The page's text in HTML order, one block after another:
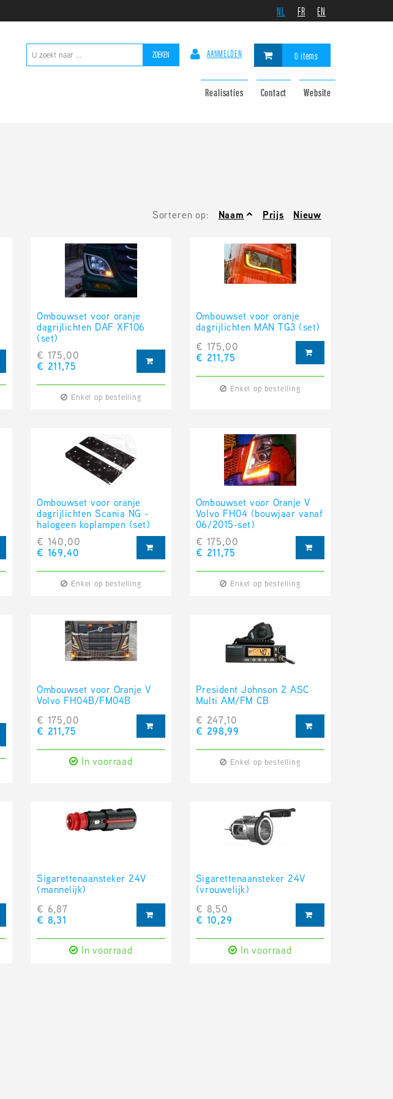
NL FR EN
0 items
AANMELDEN
ZOEKEN
Realisaties Contact Website
Sorteren op: Naam Prijs Nieuw
Ombouwset voor oranje
dagrijlichten DAF XF106
(set)
€ 175,00
€ 211,75
Enkel op bestelling
Ombouwset voor oranje
dagrijlichten MAN TG3 (set)
€ 175,00
€ 211,75
Enkel op bestelling
Ombouwset voor oranje
dagrijlichten Scania NG -
halogeen koplampen (set)
€ 140,00
€ 169,40
Enkel op bestelling
Ombouwset voor Oranje V
Volvo FH04 (bouwjaar vanaf
06/2015-set)
€ 175,00
€ 211,75
Enkel op bestelling
Ombouwset voor Oranje V
Volvo FH04B/FM04B
€ 175,00
€ 211,75
In voorraad
President Johnson 2 ASC
Multi AM/FM CB
€ 247,10
€ 298,99
Enkel op bestelling
Sigarettenaansteker 24V
(mannelijk)
€ 6,87
€ 8,31
In voorraad
Sigarettenaansteker 24V
(vrouwelijk)
€ 8,50
€ 10,29
In voorraad